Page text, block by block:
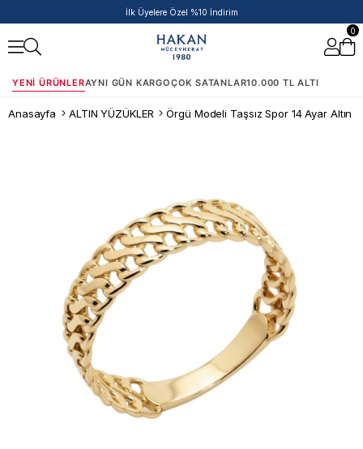
İlk Üyelere Özel %10 İndirim
0
YENI ÜRÜNLERAYNI GÜN KARGOÇOK SATANLAR10.000 TL ALTI
Anasayfa ALTIN YÜZÜKLER Örgü Modeli Taşsız Spor 14 Ayar Altın